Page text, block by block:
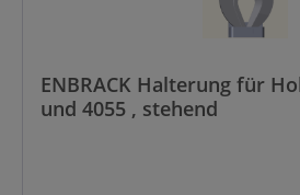
ENBRACK Halterung für
und 4055 , stehend